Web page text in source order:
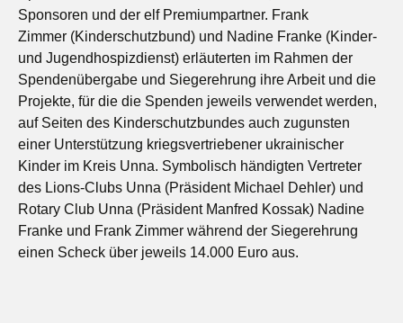
Sponsoren und der elf Premiumpartner. Frank
Zimmer (Kinderschutzbund) und Nadine Franke (Kinder-
und Jugendhospizdienst) erläuterten im Rahmen der
Spendenübergabe und Siegerehrung ihre Arbeit und die
Projekte, für die die Spenden jeweils verwendet werden,
auf Seiten des Kinderschutzbundes auch zugunsten
einer Unterstützung kriegsvertriebener ukrainischer
Kinder im Kreis Unna. Symbolisch händigten Vertreter
des Lions-Clubs Unna (Präsident Michael Dehler) und
Rotary Club Unna (Präsident Manfred Kossak) Nadine
Franke und Frank Zimmer während der Siegerehrung
einen Scheck über jeweils 14.000 Euro aus.